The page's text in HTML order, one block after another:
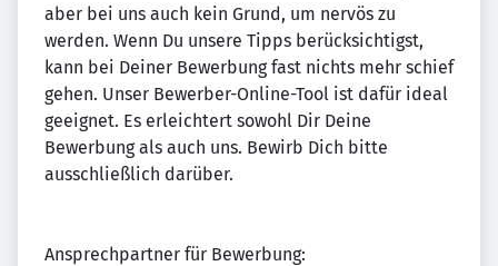
aber bei uns auch kein Grund, um nervös zu
werden. Wenn Du unsere Tipps berücksichtigst,
kann bei Deiner Bewerbung fast nichts mehr schief
gehen. Unser Bewerber-Online-Tool ist dafür ideal
geeignet. Es erleichtert sowohl Dir Deine
Bewerbung als auch uns. Bewirb Dich bitte
ausschließlich darüber.
Ansprechpartner für Bewerbung: